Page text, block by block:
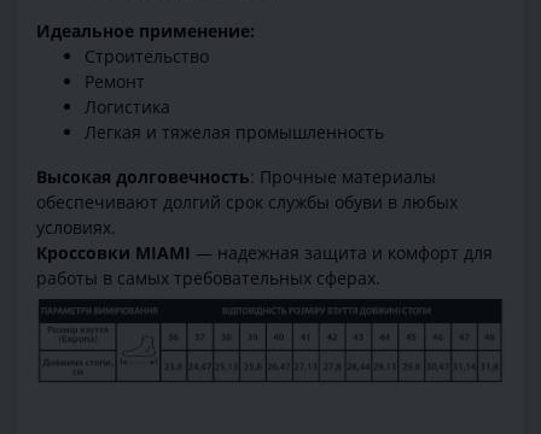
Идеальное применение:
Строительство
Ремонт
Логистика
Легкая и тяжелая промышленность
Высокая долговечность: Прочные материалы
обеспечивают долгий срок службы обуви в любых
условиях.
Кроссовки MIAMI — надежная защита и комфорт для
работы в самых требовательных сферах.